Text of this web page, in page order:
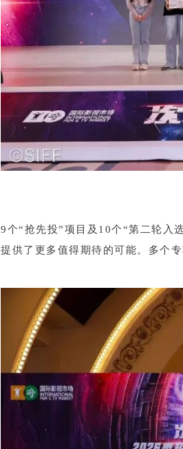
9个“抢先投”项目及10个“第二轮入
提供了更多值得期待的可能。多个